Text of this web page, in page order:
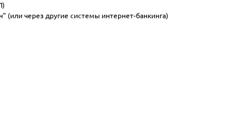
(или через другие системы интернет-банкинга)